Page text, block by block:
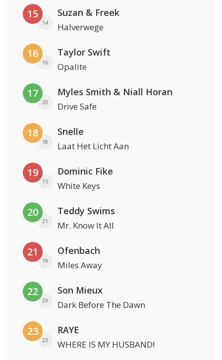
15
14
Suzan & Freek
Halverwege
16
16
Taylor Swift
Opalite
17
20
Myles Smith & Niall Horan
Drive Safe
18
18
Snelle
Laat Het Licht Aan
19
15
Dominic Fike
White Keys
20
21
Teddy Swims
Mr. Know It All
21
19
Ofenbach
Miles Away
22
29
Son Mieux
Dark Before The Dawn
23
23
RAYE
WHERE IS MY HUSBAND!